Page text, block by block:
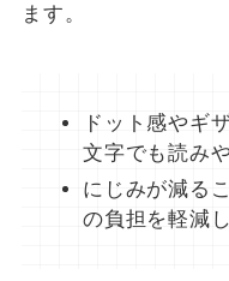
ます。
ドット感やギ
文字でも読み
にじみが減る
の負担を軽減